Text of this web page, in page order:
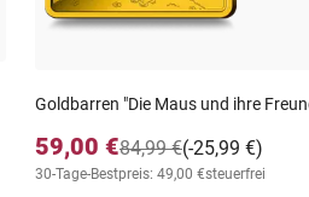
Goldbarren "Die Maus und ihre
59,00 € (-25,99 €)
84,99 €
30-Tage-Bestpreis: 49,00 €steuerfrei